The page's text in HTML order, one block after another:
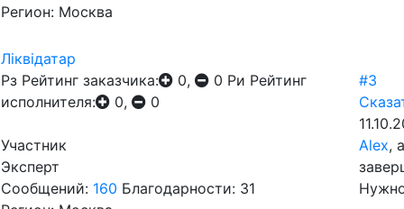
Регион: Москва
Лiквiдатар
Рз Рейтинг заказчика: 0, 0 Ри Рейтинг
исполнителя:
0, 0
Участник
Эксперт
Сообщений: 160 Благодарности: 31
#3
Alex,